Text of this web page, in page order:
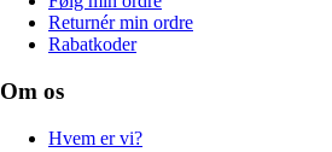
Returnér min ordre
Rabatkoder
Om os
Hvem er vi?